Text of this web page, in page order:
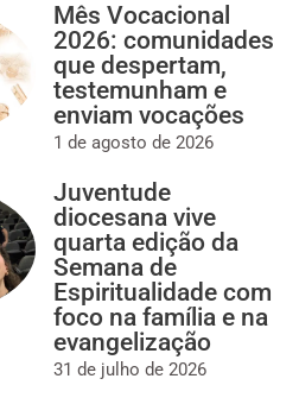
Mês Vocacional
2026: comunidades
que despertam,
testemunham e
enviam vocações
1 de agosto de 2026
Juventude
diocesana vive
quarta edição da
Semana de
Espiritualidade com
foco na família e na
evangelização
31 de julho de 2026